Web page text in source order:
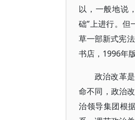
以，一般地说
础”上进行。但
草一部新式宪
书店，1996年
政治改革
命不同，政治
治领导集团根